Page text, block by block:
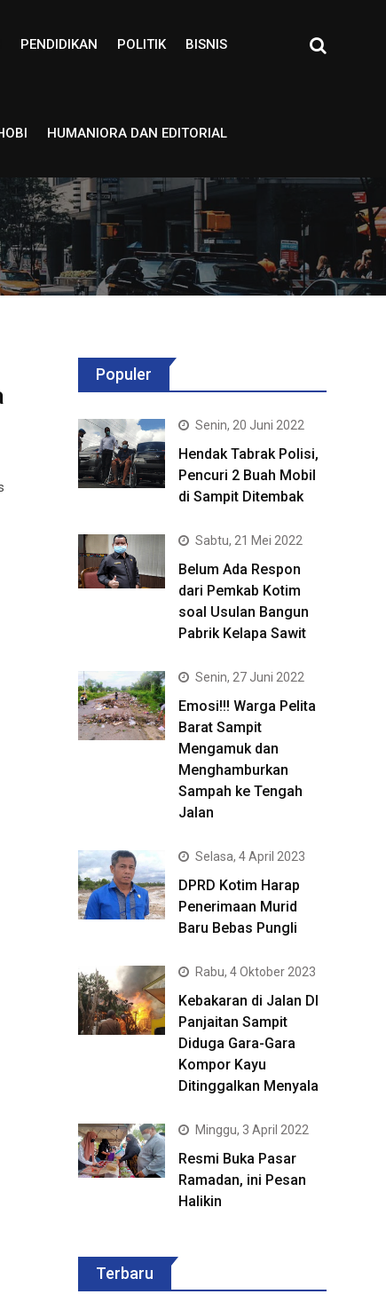
PENDIDIKAN POLITIK BISNIS
HUMANIORA DAN EDITORIAL
Populer
Senin, 20 Juni 2022
Hendak Tabrak Polisi,
Pencuri 2 Buah Mobil
di Sampit Ditembak
Sabtu, 21 Mei 2022
Belum Ada Respon
dari Pemkab Kotim
soal Usulan Bangun
Pabrik Kelapa Sawit
Senin, 27 Juni 2022
Emosi!!! Warga Pelita
Barat Sampit
Mengamuk dan
Menghamburkan
Sampah ke Tengah
Jalan
Selasa, 4 April 2023
DPRD Kotim Harap
Penerimaan Murid
Baru Bebas Pungli
Rabu, 4 Oktober 2023
Kebakaran di Jalan DI
Panjaitan Sampit
Diduga Gara-Gara
Kompor Kayu
Ditinggalkan Menyala
Minggu, 3 April 2022
Resmi Buka Pasar
Ramadan, ini Pesan
Halikin
Terbaru